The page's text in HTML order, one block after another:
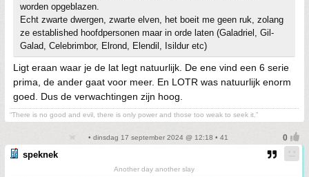
worden opgeblazen.
Echt zwarte dwergen, zwarte elven, het boeit me geen ruk, zolang
ze established hoofdpersonen maar in orde laten (Galadriel, Gil-
Galad, Celebrimbor, Elrond, Elendil, Isildur etc)
Ligt eraan waar je de lat legt natuurlijk. De ene vind een 6 serie
prima, de ander gaat voor meer. En LOTR was natuurlijk enorm
goed. Dus de verwachtingen zijn hoog.
“There is no good and evil, there is only power and those too weak to seek it.”
• dinsdag 17 september 2024 @ 12:18 • 41
speknek
Another day another slay